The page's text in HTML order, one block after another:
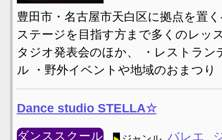
豊田市・名古屋市天白区に拠点を置
ステージを目指す方まで多くのレッ
タジオ発表会のほか、 ・レストラ
ル ・野外イベントや地域のおまつ
Dance studio STELLA☆
ダンススクール バレエ